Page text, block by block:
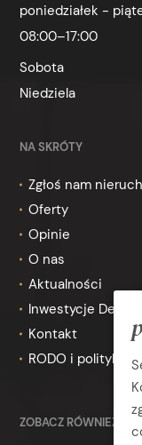
poniedziałek -
08:00–17:00
Sobota
Niedziela
NA SKRÓTY
Zgłoś nam
Oferty
Opinie
O nas
Aktualności
Inwestycje
Kontakt
RODO i polityka
ZOBACZ RÓWNIEŻ